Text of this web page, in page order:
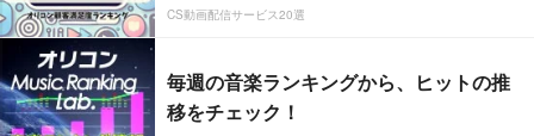
CS動画配信サービス20選
毎週の音楽ランキングから、ヒットの推
移をチェック！